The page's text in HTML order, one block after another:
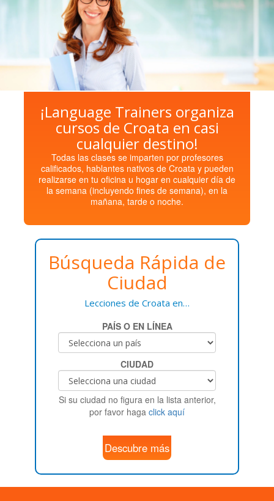
¡Language Trainers organiza
cursos de Croata en casi
cualquier destino!
Todas las clases se imparten por profesores
calificados, hablantes nativos de Croata y pueden
realizarse en tu oficina u hogar en cualquier día de
la semana (incluyendo fines de semana), en la
mañana, tarde o noche.
Búsqueda Rápida de
Ciudad
Lecciones de Croata en…
PAÍS O EN LÍNEA
CIUDAD
Si su ciudad no figura en la lista anterior,
por favor haga click aquí
Descubre más